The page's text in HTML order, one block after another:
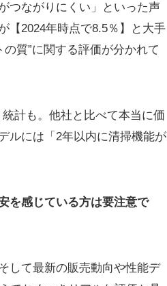
つながりにくい」といった声
【2024年時点で8.5％】と大手
質”に関する評価が分かれて
計も。他社と比べて本当に価
ルには「2年以内に清掃機能が
を感じている方は要注意で
して最新の販売動向や性能デ